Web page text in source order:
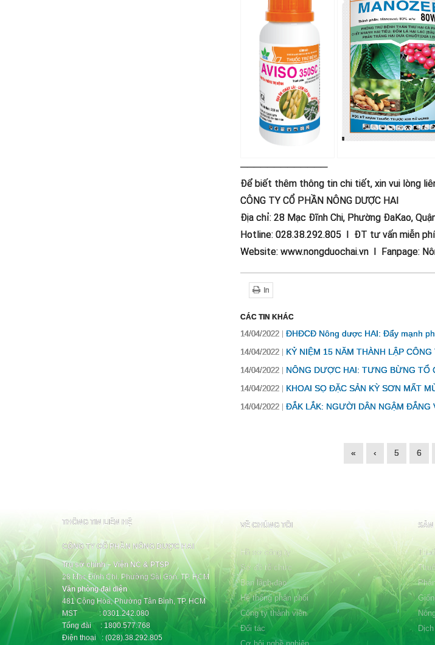
─────────────
Để biết thêm thông tin chi tiết, xin vui lòng
CÔNG TY CỔ PHẦN NÔNG DƯỢC HAI
Địa chỉ: 28 Mạc Đĩnh Chi, Phường ĐaKao,
Hotline: 028.38.292.805 I ĐT tư vấn miễn
Website: www.nongduochai.vn I Fanpage:
In
CÁC TIN KHÁC
14/04/2022 ĐHĐCĐ Nông dược HAI: Đẩy mạnh
14/04/2022 KỶ NIỆM 15 NĂM THÀNH LẬP
14/04/2022 NÔNG DƯỢC HAI: TƯNG BỪNG TỔ
14/04/2022 KHOAI SỌ ĐẶC SẢN KỲ SƠN MẤT
14/04/2022 ĐẮK LẮK: NGƯỜI DÂN NGẬM ĐẮNG
« ‹ 5 6
THÔNG TIN LIÊN HỆ
CÔNG TY CỔ PHẦN NÔNG DƯỢC HAI
Trụ sở chính – Viện NC & PTSP
28 Mạc Đĩnh Chi, Phường Sài Gòn, TP. HCM
Văn phòng đại diện
481 Cộng Hòa, Phường Tân Bình, TP. HCM
MST : 0301.242.080
Tổng đài : 1800.577.768
Điện thoại : (028).38.292.805
VỀ CHÚNG TÔI
Hồ sơ công ty
Sơ đồ tổ chức
Ban lãnh đạo
Hệ thống phân phối
Công ty thành viên
Đối tác
SẢN